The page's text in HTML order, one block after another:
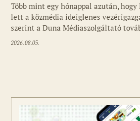
Fotó: media1.hu
Több mint egy hónappal azután, hogy
lett a közmédia ideiglenes
szerint a Duna Médiaszolgáltató
2026.08.05.